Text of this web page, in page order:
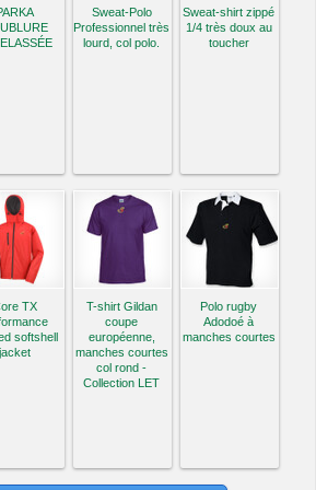
Sweat-Polo
Professionnel très
lourd, col polo.
Sweat-shirt zippé
1/4 très doux au
toucher
TX
softshell
jacket
T-shirt Gildan
coupe
européenne,
manches courtes
col rond -
Collection LET
Polo rugby
Adodoé à
manches courtes